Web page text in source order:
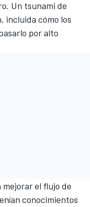
Un tsunami de
incluida cómo los
por alto
el flujo de
conocimientos